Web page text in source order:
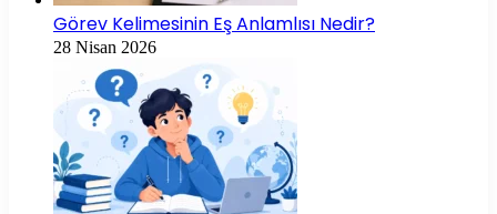
Görev Kelimesinin Eş Anlamlısı Nedir?
28 Nisan 2026